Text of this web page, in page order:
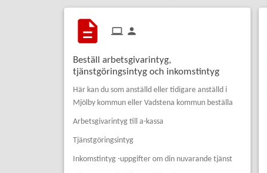
Beställ arbetsgivarintyg,
tjänstgöringsintyg och inkomstintyg
Här kan du som anställd eller tidigare anställd i
Mjölby kommun eller Vadstena kommun beställa
Arbetsgivarintyg till a-kassa
Tjänstgöringsintyg
Inkomstintyg -uppgifter om din nuvarande tjänst